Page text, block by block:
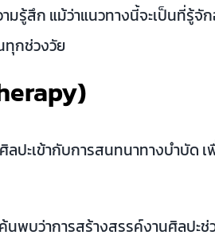
สึก แม้ว่าแนวทางนี้จะเป็นที่รู้จั
ทุกช่วงวัย
ปะเข้ากับการสนทนาทางบำบัด
บว่าการสร้างสรรค์งานศิลปะ